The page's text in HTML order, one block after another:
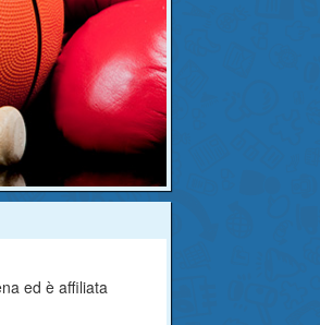
ed è affiliata